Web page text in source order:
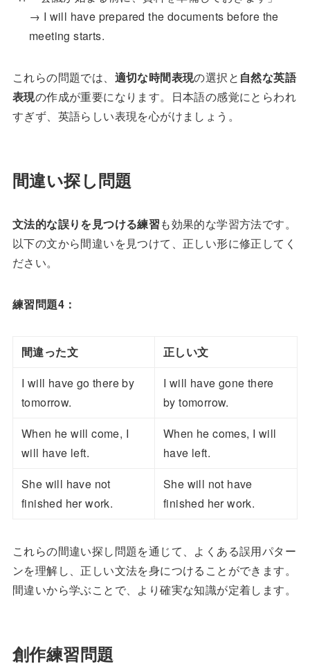
→ I will have prepared the documents before the
meeting starts.
これらの問題では、 適切な時間表現の選択と 自然な英語
表現の作成が重要になります。日本語の感覚にとらわれ
すぎず、英語らしい表現を心がけましょう。
間違い探し問題
文法的な誤りを見つける練習も効果的な学習方法です。
以下の文から間違いを見つけて、正しい形に修正してく
ださい。
練習問題4：
間違った文
正しい文
I will have go there by
tomorrow.
I will have gone there
by tomorrow.
When he will come, I
will have left.
When he comes, I will
have left.
She will have not
finished her work.
She will not have
finished her work.
これらの間違い探し問題を通じて、よくある誤用パター
ンを理解し、正しい文法を身につけることができます。
間違いから学ぶことで、より確実な知識が定着します。
創作練習問題